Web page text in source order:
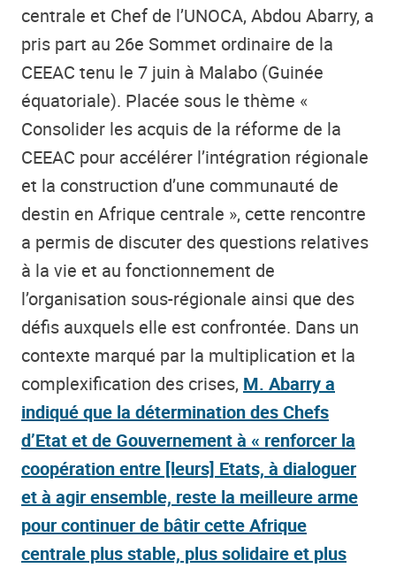
centrale et Chef de l’UNOCA, Abdou Abarry, a
pris part au 26e Sommet ordinaire de la
CEEAC tenu le 7 juin à Malabo (Guinée
équatoriale). Placée sous le thème «
Consolider les acquis de la réforme de la
CEEAC pour accélérer l’intégration régionale
et la construction d’une communauté de
destin en Afrique centrale », cette rencontre
a permis de discuter des questions relatives
à la vie et au fonctionnement de
l’organisation sous-régionale ainsi que des
défis auxquels elle est confrontée. Dans un
contexte marqué par la multiplication et la
complexification des crises, M. Abarry a
indiqué que la détermination des Chefs
d’Etat et de Gouvernement à « renforcer la
coopération entre [leurs] Etats, à dialoguer
et à agir ensemble, reste la meilleure arme
pour continuer de bâtir cette Afrique
centrale plus stable, plus solidaire et plus